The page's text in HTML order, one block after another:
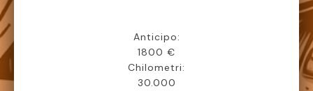
Anticipo:
1800 €
Chilometri:
30.000